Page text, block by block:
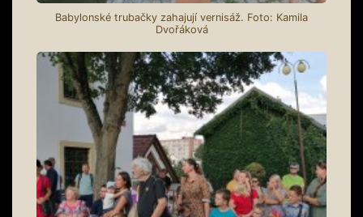
Babylonské trubačky zahajují vernisáž. Foto: Kamila
Dvořáková